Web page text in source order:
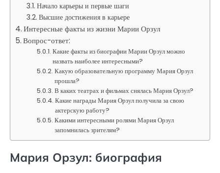
Начало карьеры и первые шаги
Высшие достижения в карьере
Интересные факты из жизни Марии Орзул
Вопрос-ответ:
Какие факты из биографии Марии Орзул можно
назвать наиболее интересными?
Какую образовательную программу Мария Орзул
прошла?
В каких театрах и фильмах снялась Мария Орзул?
Какие награды Мария Орзул получила за свою
актерскую работу?
Какими интересными ролями Мария Орзул
запомнилась зрителям?
Мария Орзул: биография